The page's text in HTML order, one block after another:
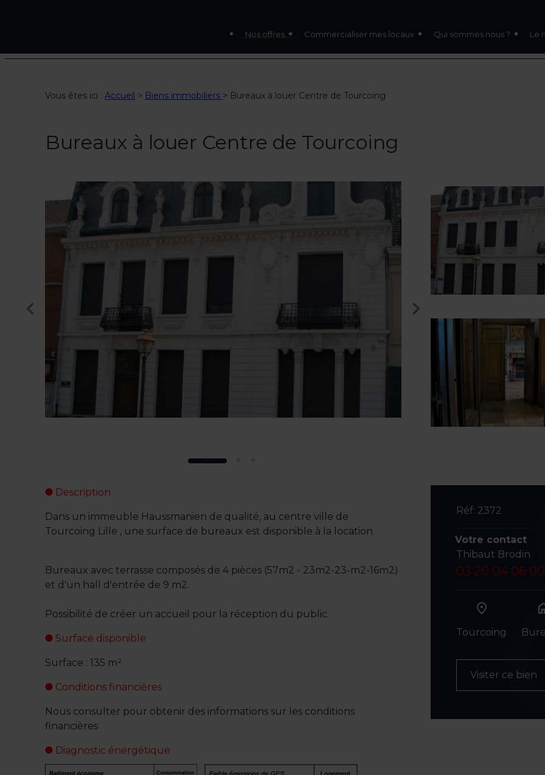
Nos offres Commercialiser mes locaux Qui sommes nous ? Le
Vous êtes ici :Accueil > Biens immobiliers > Bureaux à louer Centre de Tourcoing
Bureaux à louer Centre de Tourcoing
Description
Dans un immeuble Haussmanien de qualité, au centre ville de
Tourcoing Lille , une surface de bureaux est disponible à la location
Bureaux avec terrasse composés de 4 pièces (57m2 - 23m2-23-m2-16m2)
et d'un hall d'entrée de 9 m2.
Possibilité de créer un accueil pour la réception du public.
Surface disponible
Surface : 135 m²
Conditions financières
Nous consulter pour obtenir des informations sur les conditions
financières
Diagnostic énergétique
Réf: 2372
Votre contact
Thibaut Brodin
03 20 04 06 00
Tourcoing
Visiter ce bien